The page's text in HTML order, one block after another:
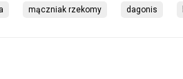
mączniak rzekomy dagonis